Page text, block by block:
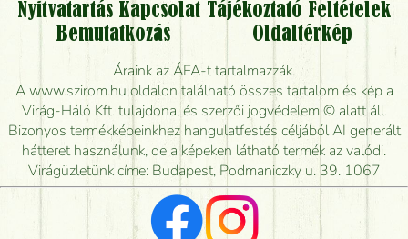
Vidékre is lehet rendelni?
Meddig rendelhetek virágküldést úgy, hogy még ma
kiszállítsák?
Mennyire gyorsan tudják elkészíteni a csokrot, és
mikor tudják leghamarabb kiszállítani?
Vörös rózsát keresek, van önöknél?
Milyen visszajelzést kapok a virágküldésről?
Nyitvatartás Kapcsolat Tájékoztató Feltételek
Bemutatkozás
Oldaltérkép
Áraink az ÁFA-t tartalmazzák.
A www.szirom.hu oldalon található összes tartalom és kép a
Virág-Háló Kft. tulajdona, és szerzői jogvédelem © alatt áll.
Bizonyos termékképeinkhez hangulatfestés céljából AI generált
hátteret használunk, de a képeken látható termék az valódi.
Virágüzletünk címe: Budapest, Podmaniczky u. 39. 1067